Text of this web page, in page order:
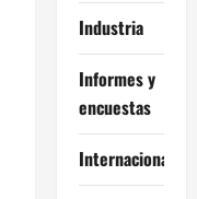
Industria
Informes y
encuestas
Internacional